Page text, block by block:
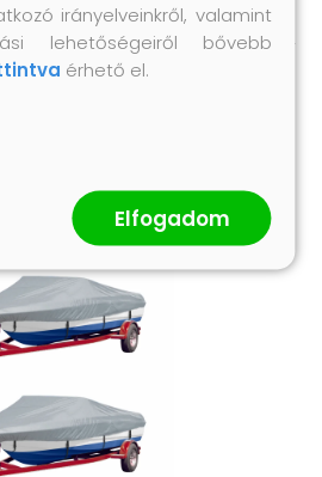
irányelveinkről, valamint
lehetőségeiről bővebb
érhető el.
Elfogadom